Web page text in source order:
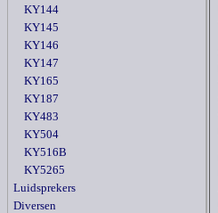
KY144
KY145
KY146
KY147
KY165
KY187
KY483
KY504
KY516B
KY5265
Luidsprekers
Diversen